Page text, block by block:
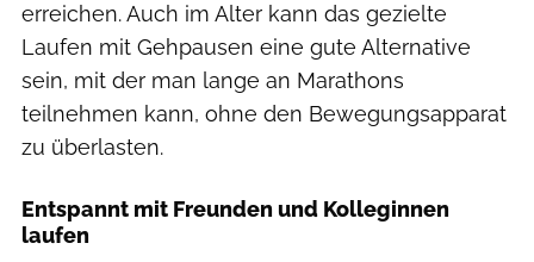
erreichen. Auch im Alter kann das gezielte
Laufen mit Gehpausen eine gute Alternative
sein, mit der man lange an Marathons
teilnehmen kann, ohne den Bewegungsapparat
zu überlasten.
Entspannt mit Freunden und Kolleginnen
laufen